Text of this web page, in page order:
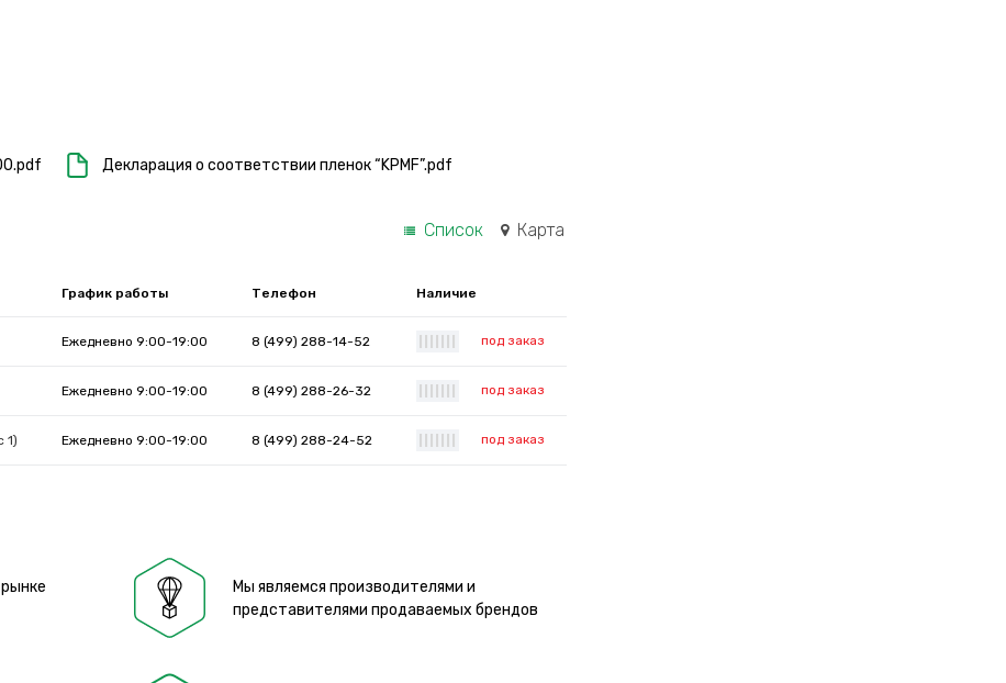
Декларация о соответствии пленок “KPMF”.pdf
Список Карта
График работы Телефон Наличие
Ежедневно 9:00-19:00 8 (499) 288-14-52 под заказ
Ежедневно 9:00-19:00 8 (499) 288-26-32 под заказ
1) Ежедневно 9:00-19:00 8 (499) 288-24-52 под заказ
Мы являемся производителями и
представителями продаваемых брендов